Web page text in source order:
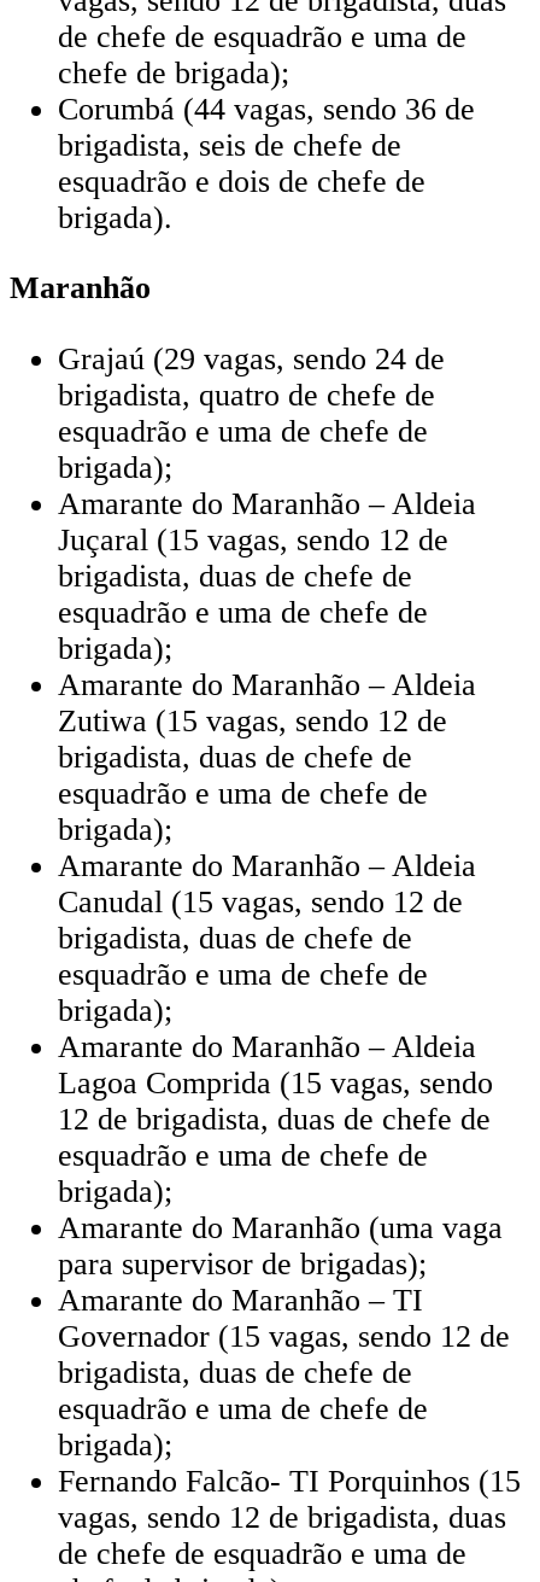
de chefe de esquadrão e uma de
chefe de brigada);
Corumbá (44 vagas, sendo 36 de
brigadista, seis de chefe de
esquadrão e dois de chefe de
brigada).
Maranhão
Grajaú (29 vagas, sendo 24 de
brigadista, quatro de chefe de
esquadrão e uma de chefe de
brigada);
Amarante do Maranhão – Aldeia
Juçaral (15 vagas, sendo 12 de
brigadista, duas de chefe de
esquadrão e uma de chefe de
brigada);
Amarante do Maranhão – Aldeia
Zutiwa (15 vagas, sendo 12 de
brigadista, duas de chefe de
esquadrão e uma de chefe de
brigada);
Amarante do Maranhão – Aldeia
Canudal (15 vagas, sendo 12 de
brigadista, duas de chefe de
esquadrão e uma de chefe de
brigada);
Amarante do Maranhão – Aldeia
Lagoa Comprida (15 vagas, sendo
12 de brigadista, duas de chefe de
esquadrão e uma de chefe de
brigada);
Amarante do Maranhão (uma vaga
para supervisor de brigadas);
Amarante do Maranhão – TI
Governador (15 vagas, sendo 12 de
brigadista, duas de chefe de
esquadrão e uma de chefe de
brigada);
Fernando Falcão- TI Porquinhos (15
vagas, sendo 12 de brigadista, duas
de chefe de esquadrão e uma de